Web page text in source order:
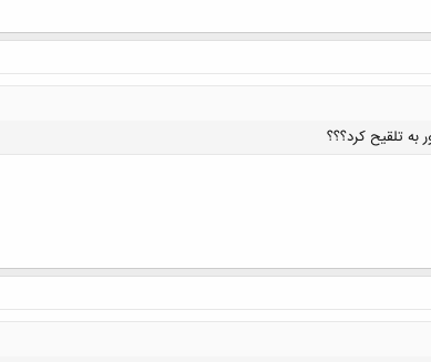
به تلقیح کرد؟؟؟
کلیک کنید تا باز شود...